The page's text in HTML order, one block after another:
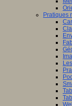
Pratiques